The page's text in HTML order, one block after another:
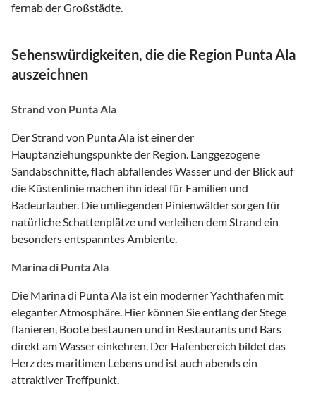
fernab der Großstädte.
Sehenswürdigkeiten, die die Region Punta Ala
auszeichnen
Strand von Punta Ala
Der Strand von Punta Ala ist einer der
Hauptanziehungspunkte der Region. Langgezogene
Sandabschnitte, flach abfallendes Wasser und der Blick auf
die Küstenlinie machen ihn ideal für Familien und
Badeurlauber. Die umliegenden Pinienwälder sorgen für
natürliche Schattenplätze und verleihen dem Strand ein
besonders entspanntes Ambiente.
Marina di Punta Ala
Die Marina di Punta Ala ist ein moderner Yachthafen mit
eleganter Atmosphäre. Hier können Sie entlang der Stege
flanieren, Boote bestaunen und in Restaurants und Bars
direkt am Wasser einkehren. Der Hafenbereich bildet das
Herz des maritimen Lebens und ist auch abends ein
attraktiver Treffpunkt.